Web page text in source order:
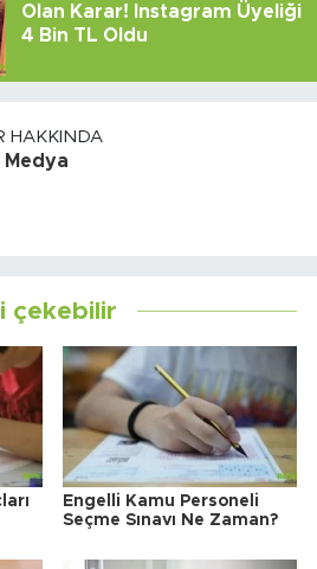
Olan Karar! Instagram Üyeliği
4 Bin TL Oldu
HAKKINDA
Medya
çekebilir
Engelli Kamu Personeli
Seçme Sınavı Ne Zaman?